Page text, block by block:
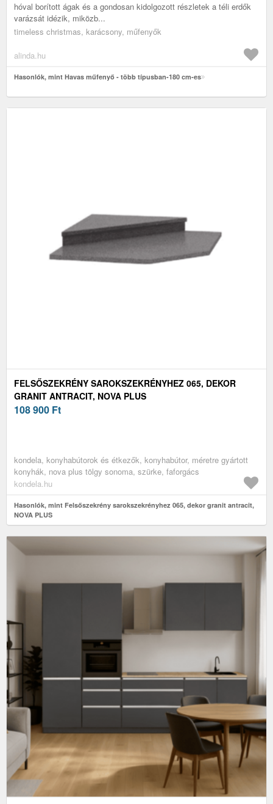
hóval borított ágak és a gondosan kidolgozott részletek a téli erdők
varázsát idézik, miközb...
timeless christmas, karácsony, műfenyők
alinda.hu
Hasonlók, mint Havas műfenyő - több típusban-180 cm-es
FELSŐSZEKRÉNY SAROKSZEKRÉNYHEZ 065, DEKOR
GRANIT ANTRACIT, NOVA PLUS
108 900 Ft
kondela, konyhabútorok és étkezők, konyhabútor, méretre gyártott
konyhák, nova plus tölgy sonoma, szürke, faforgács
kondela.hu
Hasonlók, mint Felsőszekrény sarokszekrényhez 065, dekor granit antracit,
NOVA PLUS